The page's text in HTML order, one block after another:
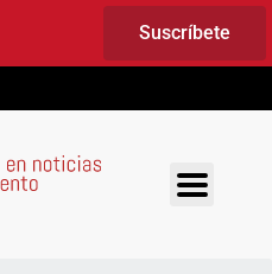
Suscríbete